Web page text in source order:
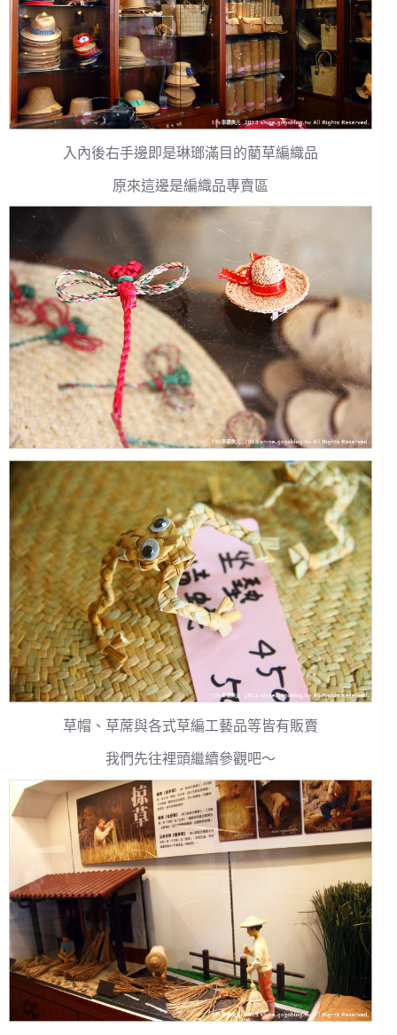
入內後右手邊即是琳瑯滿目的藺草編織品
原來這邊是編織品專賣區
草帽、草蓆與各式草編工藝品等皆有販賣
我們先往裡頭繼續參觀吧～